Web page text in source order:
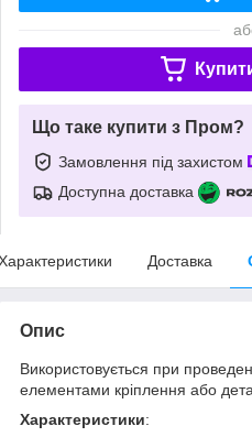
Що таке купити з Пром?
Замовлення під захистом
Доступна доставка
Доставка
Опис
Використовується при
елементами кріплення або
Характеристики: